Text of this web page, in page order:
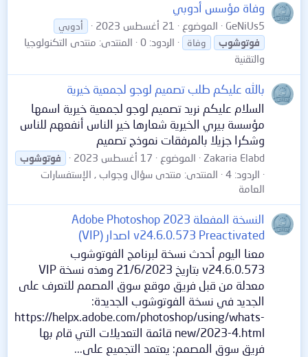
وفاة مؤسس أدوبي
GeNiUs5 الموضوع 21 أغسطس 2023
أدوبي
فوتوشوب
وفاة الردود: 0 المنتدى: منتدى التكنولوجيا
والتقنية
بالله عليكم طلب تصميم لوجو لجمعية خيرية
السلام عليكم نريد تصميم لوجو لجمعية خيرية اسمها
مؤسسة بيري الخيرية شعارها خير الناس أنفعهم للناس
وشكرا جزيلا بالمرفقات نموذج تصميم
Zakaria Elabd الموضوع 17 أغسطس 2023 فوتوشوب
الردود: 4 المنتدى: منتدى سؤال وجواب , الإستفسارات
العامة
النسخة المفعلة Adobe Photoshop 2023
v24.6.0.573 Preactivated اصدار (VIP)
معنا اليوم أحدث نسخة لبرنامج الفوتوشوب
v24.6.0.573 بتاريخ 21/6/2023 وهذه نسخة VIP
معدلة من قبل فريق موقع سوق المصمم للتعرف على
الجديد في نسخة الفوتوشوب الجديدة:
https://helpx.adobe.com/photoshop/using/whats-
new/2023-4.html قائمة التعديلات التي قام بها
فريق سوق المصمم: يعتمد التجميع على...